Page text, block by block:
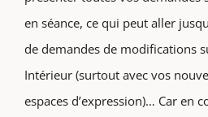
en séance, ce qui peut aller
de demandes de modifications
Intérieur (surtout avec vos
espaces d’expression)… Car en